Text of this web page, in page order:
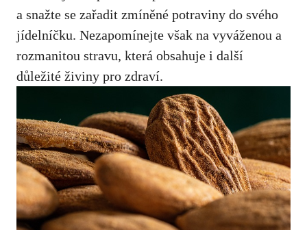
a snažte se zařadit zmíněné potraviny do svého
jídelníčku. Nezapomínejte však na vyváženou a
rozmanitou stravu, která obsahuje i další
důležité živiny pro zdraví.